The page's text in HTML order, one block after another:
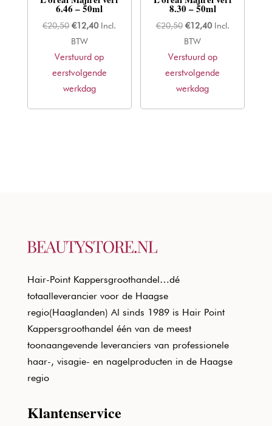
6.46 – 50ml
€20,50 Oorspronkelijke
prijs
was:
€20,50.
€12,40Huidige
is:
€12,40.
Incl.
BTW
Verstuurd op
eerstvolgende
werkdag
8.30 – 50ml
€20,50 Oorspronkelijke
prijs
was:
€20,50.
€12,40Huidige
is:
€12,40.
Incl.
BTW
Verstuurd op
eerstvolgende
werkdag
Hair-Point Kappersgroothandel…dé
totaalleverancier voor de Haagse
regio(Haaglanden) Al sinds 1989 is Hair Point
Kappersgroothandel één van de meest
toonaangevende leveranciers van professionele
haar-, visagie- en nagelproducten in de Haagse
regio
Klantenservice